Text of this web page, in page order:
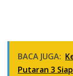
BACA JUGA:
Putaran 3